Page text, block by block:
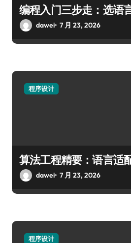
编程入门三步走：选语
dawei 7 月 23, 2026
程序设计
算法工程精要：语言适
dawei 7 月 23, 2026
程序设计